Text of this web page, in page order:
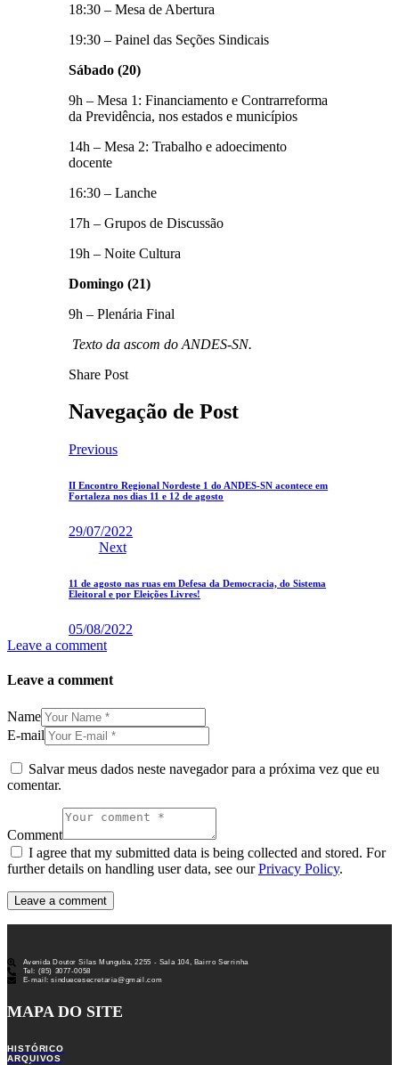
18:30 – Mesa de Abertura
19:30 – Painel das Seções Sindicais
Sábado (20)
9h – Mesa 1: Financiamento e Contrarreforma
da Previdência, nos estados e municípios
14h – Mesa 2: Trabalho e adoecimento
docente
16:30 – Lanche
17h – Grupos de Discussão
19h – Noite Cultura
Domingo (21)
9h – Plenária Final
Texto da ascom do ANDES-SN.
Share Post
Navegação de Post
Previous
II Encontro Regional Nordeste 1 do ANDES-SN acontece em
Fortaleza nos dias 11 e 12 de agosto
29/07/2022
Next
11 de agosto nas ruas em Defesa da Democracia, do Sistema
Eleitoral e por Eleições Livres!
05/08/2022
Leave a comment
Leave a comment
Name
E-mail
Salvar meus dados neste navegador para a próxima vez que eu
comentar.
Comment
I agree that my submitted data is being collected and stored. For
further details on handling user data, see ourPrivacy Policy.
Avenida Doutor Silas Munguba, 2255 - Sala 104, Bairro Serrinha
Tel: (85) 3077-0058
E-mail: sinduecesecretaria@gmail.com
MAPA DO SITE
HISTÓRICO
ARQUIVOS